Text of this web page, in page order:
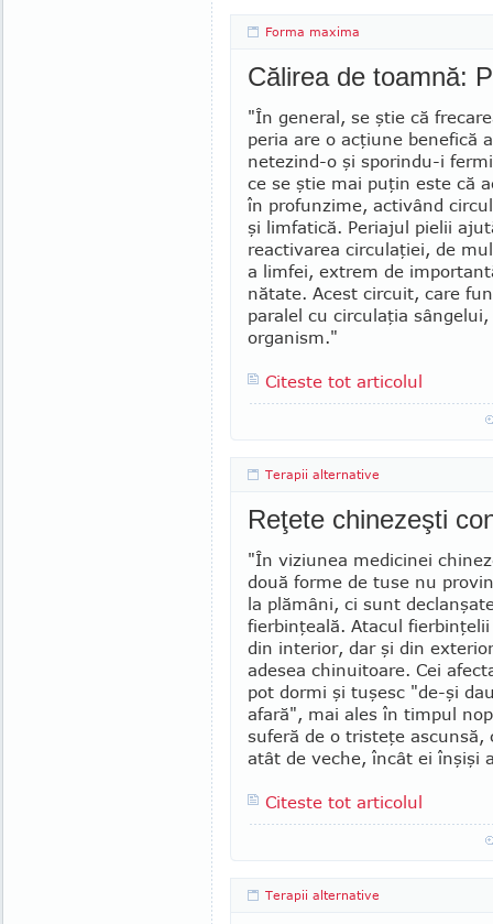
Forma maxima
Călirea de toamnă:
"În general, se ştie că
peria are o acţiune benefică
netezind-o şi sporindu-i
ce se ştie mai puţin este că
în profunzime, activând
şi limfatică. Periajul pielii
reactivarea circulaţiei, de
a limfei, extrem de
nătate. Acest circuit, care
paralel cu circulaţia
organism."
Citeste tot articolul
Terapii alternative
Reţete chinezeşti
"În viziunea medicinei
două for­me de tuse nu
la plămâni, ci sunt
fierbinţeală. Atacul
din interior, dar şi din
adesea chinui­toa­re. Cei
pot dormi şi tuşesc "de-şi
afară", mai ales în timpul
suferă de o tristeţe as­cunsă,
atât de veche, încât ei înşişi
Citeste tot articolul
Terapii alternative